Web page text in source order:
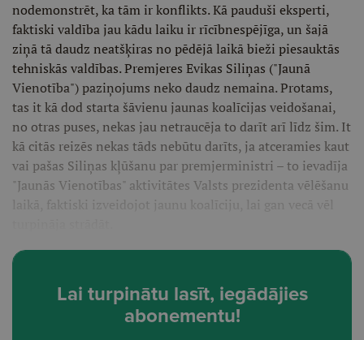
nodemonstrēt, ka tām ir konflikts. Kā pauduši eksperti,
faktiski valdība jau kādu laiku ir rīcībnespējīga, un šajā
ziņā tā daudz neatšķiras no pēdējā laikā bieži piesauktās
tehniskās valdības. Premjeres Evikas Siliņas ("Jaunā
Vienotība") paziņojums neko daudz nemaina. Protams,
tas it kā dod starta šāvienu jaunas koalīcijas veidošanai,
no otras puses, nekas jau netraucēja to darīt arī līdz šim. It
kā citās reizēs nekas tāds nebūtu darīts, ja atceramies kaut
vai pašas Siliņas kļūšanu par premjerministri – to ievadīja
"Jaunās Vienotības" aktivitātes Valsts prezidenta vēlēšanu
laikā, faktiski izveidojot jaunu koalīciju, lai gan vecā vēl
Lai turpinātu lasīt, iegādājies
abonementu!